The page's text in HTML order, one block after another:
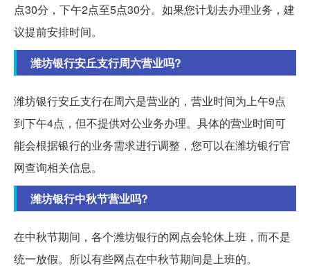
点30分，下午2点至5点30分。如果您计划去办理业务，建
议提前安排时间。
潍坊银行安丘支行周六营业吗?
潍坊银行安丘支行在周六是营业的，营业时间为上午9点
到下午4点，但不提供对公业务办理。具体的营业时间可
能会根据银行的业务需求进行调整，您可以在潍坊银行官
网查询相关信息。
潍坊银行中秋节营业吗?
在中秋节期间，各个潍坊银行的网点会轮休上班，而不是
统一放假。所以有些网点在中秋节期间是上班的。